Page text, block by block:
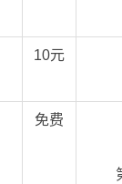
10元
免费